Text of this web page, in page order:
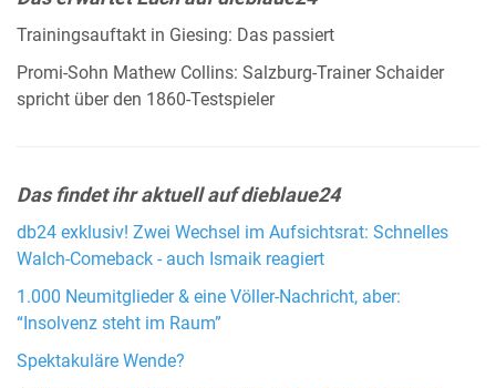
Trainingsauftakt in Giesing: Das passiert
Promi-Sohn Mathew Collins: Salzburg-Trainer Schaider
spricht über den 1860-Testspieler
Das findet ihr aktuell auf dieblaue24
db24 exklusiv! Zwei Wechsel im Aufsichtsrat: Schnelles
Walch-Comeback - auch Ismaik reagiert
1.000 Neumitglieder & eine Völler-Nachricht, aber:
“Insolvenz steht im Raum”
Spektakuläre Wende?